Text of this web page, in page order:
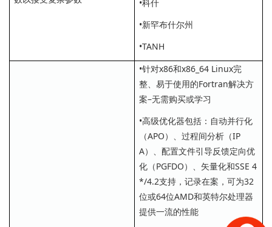
•科什
•新罕布什尔州
•TANH
•针对x86和x86_64 Linux完
整、易于使用的Fortran解决方
案–无需购买或学习
•高级优化器包括：自动并行化
（APO）、过程间分析（IP
A）、配置文件引导反馈定向优
化（PGFDO）、矢量化和SSE 4
*/4.2支持，记录在案，可为32
位或64位AMD和英特尔处理器
提供一流的性能